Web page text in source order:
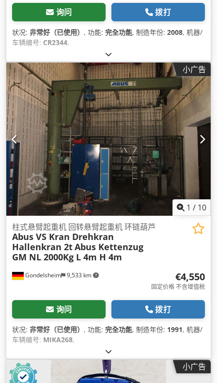
询问 拨打
状况: 非常好（已使用） , 功能: 完全功能, 制造年份: 2008, 机器/
车辆编号: CR2344,
小广告
1 / 10
Gondelsheim 9,533 km
柱式悬臂起重机 回转悬臂起重机 环链葫芦
Abus VS Kran Drehkran
Hallenkran 2tAbus Kettenzug
GM NL 2000Kg L 4m H 4m
€4,550
固定价格 不含增值税
询问 拨打
状况: 非常好（已使用） , 功能: 完全功能, 制造年份: 1991, 机器/
车辆编号: MIKA268,
小广告